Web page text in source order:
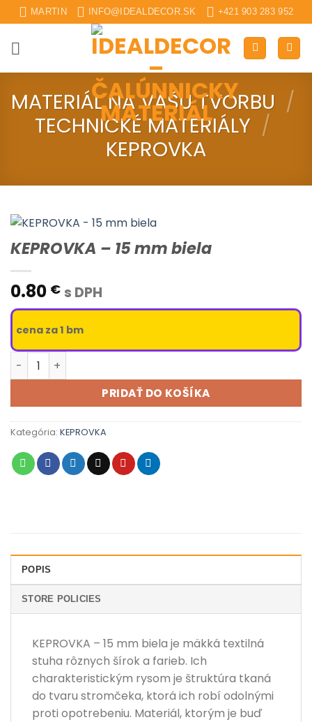
Skip
to
content
MARTIN INFO@IDEALDECOR.SK +421 903 283 952
MATERIÁL NA VAŠU TVORBU /
TECHNICKÉ MATERIÁLY /
KEPROVKA
KEPROVKA – 15 mm biela
0.80 € s DPH
cena za 1 bm
množstvo KEPROVKA - 15 mm biela
PRIDAŤ DO KOŠÍKA
Kategória: KEPROVKA
POPIS
STORE POLICIES
KEPROVKA – 15 mm biela je mäkká textilná
stuha rôznych šírok a farieb. Ich
charakteristickým rysom je štruktúra tkaná
do tvaru stromčeka, ktorá ich robí odolnými
proti opotrebeniu. Materiál, ktorým je buď